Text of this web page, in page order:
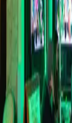
Dit is de perfecte
geliefde. Of je nu
Bar zit je goed.
Get directions
HQ Bergen,
Citybox AS
Org. nr. 989 551 752